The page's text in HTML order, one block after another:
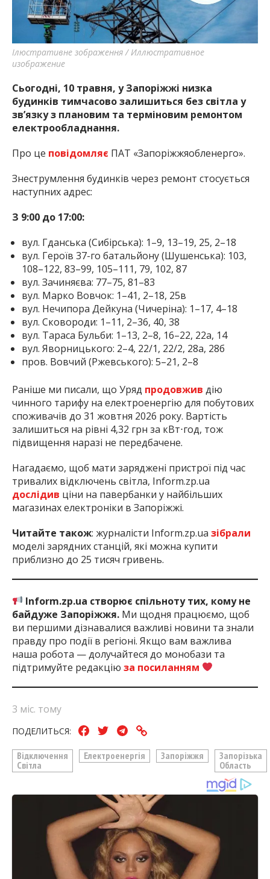
найважливішу інформацію про події
міста Запоріжжя та області.
Ілюстративне зображення / Иллюстративное
изображение
Сьогодні, 10 травня, у Запоріжжі низка
будинків тимчасово залишиться без світла у
зв’язку з плановим та терміновим ремонтом
електрообладнання.
Про це повідомляє ПАТ «Запоріжжяобленерго».
Знеструмлення будинків через ремонт стосується
наступних адрес:
З 9:00 до 17:00:
вул. Гданська (Сибірська): 1–9, 13–19, 25, 2–18
вул. Героїв 37-го батальйону (Шушенська): 103,
108–122, 83–99, 105–111, 79, 102, 87
вул. Зачиняєва: 77–75, 81–83
вул. Марко Вовчок: 1–41, 2–18, 25в
вул. Нечипора Дейкуна (Чичеріна): 1–17, 4–18
вул. Сковороди: 1–11, 2–36, 40, 38
вул. Тараса Бульби: 1–13, 2–8, 16–22, 22а, 14
вул. Яворницького: 2–4, 22/1, 22/2, 28а, 28б
пров. Вовчий (Ржевського): 5–21, 2–8
Раніше ми писали, що Уряд продовжив дію
чинного тарифу на електроенергію для побутових
споживачів до 31 жовтня 2026 року. Вартість
залишиться на рівні 4,32 грн за кВт⋅год, тож
підвищення наразі не передбачене.
Нагадаємо, щоб мати заряджені пристрої під час
тривалих відключень світла, Inform.zp.ua
дослідив ціни на павербанки у найбільших
магазинах електроніки в Запоріжжі.
Читайте також: журналісти Inform.zp.ua зібрали
моделі зарядних станцій, які можна купити
приблизно до 25 тисяч гривень.
Inform.zp.ua створює спільноту тих, кому не
байдуже Запоріжжя. Ми щодня працюємо, щоб
ви першими дізнавалися важливі новини та знали
правду про події в регіоні. Якщо вам важлива
наша робота — долучайтеся до монобази та
підтримуйте редакцію за посиланням
3 міс. тому
ПОДЕЛИТЬСЯ:
Відключення
Світла
Електроенергія Запоріжжя
Запорізька
Область